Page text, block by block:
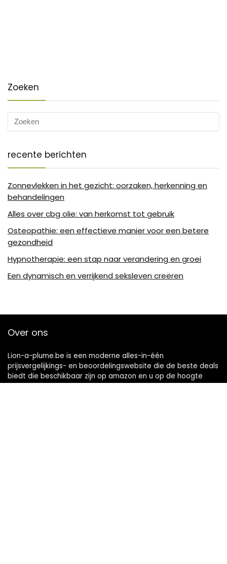
Zoeken
recente berichten
Zonnevlekken in het gezicht: oorzaken, herkenning en
behandelingen
Alles over cbg olie: van herkomst tot gebruik
Osteopathie: een effectieve manier voor een betere
gezondheid
Hypnotherapie: een stap naar verandering en groei
Een dynamisch en verrijkend seksleven creëren
Over ons
Lion-a-plume.be is een moderne alles-in-één
prijsvergelijkings- en beoordelingswebsite die de beste deals
biedt die beschikbaar zijn op amazon en u op de hoogte
houdt via de laatst toegevoegde blogs. Alle afbeeldingen